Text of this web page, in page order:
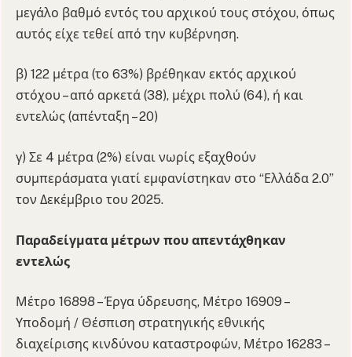
μεγάλο βαθμό εντός του αρχικού τους στόχου, όπως
αυτός είχε τεθεί από την κυβέρνηση.
β) 122 μέτρα (το 63%) βρέθηκαν εκτός αρχικού
στόχου – από αρκετά (38), μέχρι πολύ (64), ή και
εντελώς (απένταξη – 20)
γ) Σε 4 μέτρα (2%) είναι νωρίς εξαχθούν
συμπεράσματα γιατί εμφανίστηκαν στο “Ελλάδα 2.0”
τον Δεκέμβριο του 2025.
Παραδείγματα μέτρων που απεντάχθηκαν
εντελώς
Μέτρο 16898 – Έργα ύδρευσης, Μέτρο 16909 –
Υποδομή / Θέσπιση στρατηγικής εθνικής
διαχείρισης κινδύνου καταστροφών, Μέτρο 16283 –